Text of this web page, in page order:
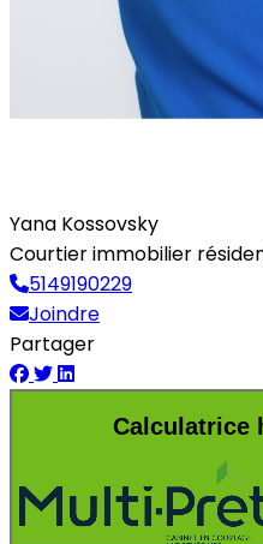
Yana Kossovsky
Courtier immobilier
5149190229
Joindre
Partager
Calculatrice